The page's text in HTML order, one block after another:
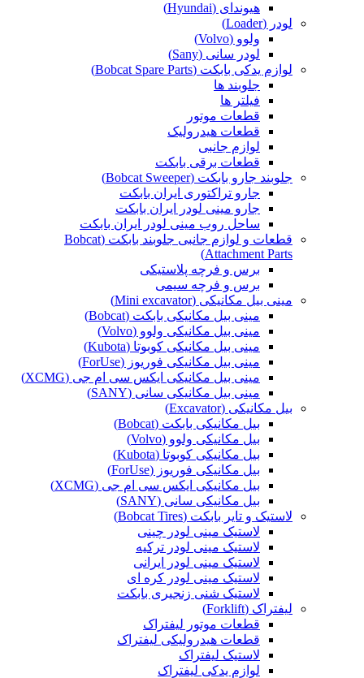
هیوندای (Hyundai)
لودر (Loader)
ولوو (Volvo)
لودر سانی (Sany)
لوازم یدکی بابکت (Bobcat Spare Parts)
جلوبند ها
فیلتر ها
قطعات موتور
قطعات هیدرولیک
لوازم جانبی
قطعات برقی بابکت
جلوبند جارو بابکت (Bobcat Sweeper)
جارو تراکتوری ایران بابکت
جارو مینی لودر ایران بابکت
ساحل روب مینی لودر ایران بابکت
قطعات و لوازم جانبی جلوبند بابکت (Bobcat
Attachment Parts)
برس و فرچه پلاستیکی
برس و فرچه سیمی
مینی بیل مکانیکی (Mini excavator)
مینی بیل مکانیکی بابکت (Bobcat)
مینی بیل مکانیکی ولوو (Volvo)
مینی بیل مکانیکی کوبوتا (Kubota)
مینی بیل مکانیکی فوریوز (ForUse)
مینی بیل مکانیکی ایکس سی ام جی (XCMG)
مینی بیل مکانیکی سانی (SANY)
بیل مکانیکی (Excavator)
بیل مکانیکی بابکت (Bobcat)
بیل مکانیکی ولوو (Volvo)
بیل مکانیکی کوبوتا (Kubota)
بیل مکانیکی فوریوز (ForUse)
بیل مکانیکی ایکس سی ام جی (XCMG)
بیل مکانیکی سانی (SANY)
لاستیک و تایر بابکت (Bobcat Tires)
لاستیک مینی لودر چینی
لاستیک مینی لودر ترکیه
لاستیک مینی لودر ایرانی
لاستیک مینی لودر کره ای
لاستیک شنی زنجیری بابکت
لیفتراک (Forklift)
قطعات موتور لیفتراک
قطعات هیدرولیکی لیفتراک
لاستیک لیفتراک
لوازم یدکی لیفتراک